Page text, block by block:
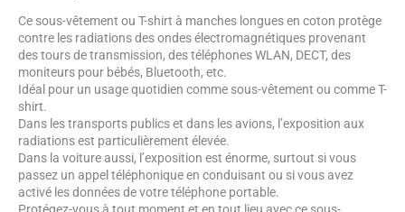
Ce sous-vêtement ou T-shirt à manches longues en coton protège
contre les radiations des ondes électromagnétiques provenant
des tours de transmission, des téléphones WLAN, DECT, des
moniteurs pour bébés, Bluetooth, etc.
Idéal pour un usage quotidien comme sous-vêtement ou comme T-
shirt.
Dans les transports publics et dans les avions, l’exposition aux
radiations est particulièrement élevée.
Dans la voiture aussi, l’exposition est énorme, surtout si vous
passez un appel téléphonique en conduisant ou si vous avez
activé les données de votre téléphone portable.
Protégez-vous à tout moment et en tout lieu avec ce sous-